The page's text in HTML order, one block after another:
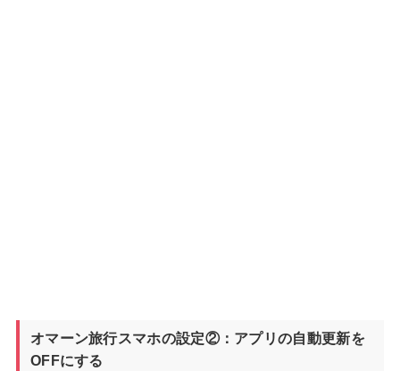
オマーン旅行スマホの設定②：アプリの自動更新を
OFFにする